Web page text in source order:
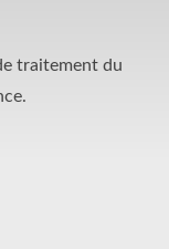
traitement du